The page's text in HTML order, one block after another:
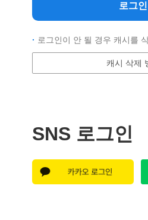
로그인
· 로그인이 안 될 경우 캐시를
캐시 삭제
SNS 로그인